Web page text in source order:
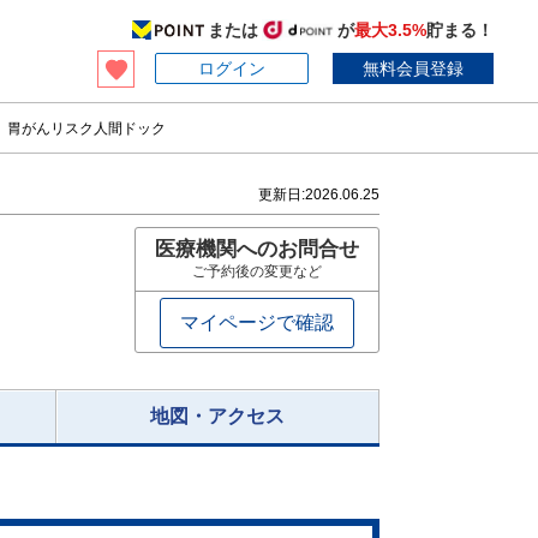
または が最大3.5%貯まる！
ログイン
無料会員登録
がんリスク人間ドック
更新日:2026.06.25
医療機関へのお問合せ
ご予約後の変更など
マイページで確認
地図・アクセス